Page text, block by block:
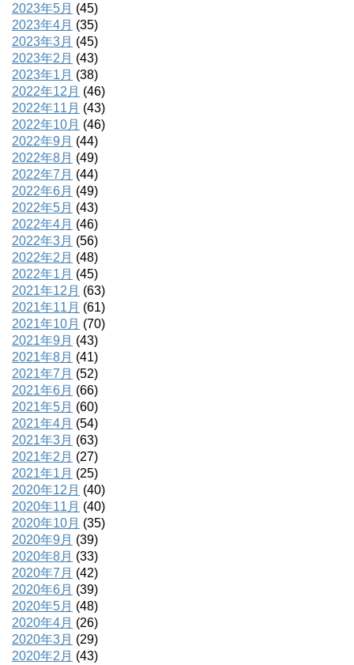
2023年5月 (45)
2023年4月 (35)
2023年3月 (45)
2023年2月 (43)
2023年1月 (38)
2022年12月 (46)
2022年11月 (43)
2022年10月 (46)
2022年9月 (44)
2022年8月 (49)
2022年7月 (44)
2022年6月 (49)
2022年5月 (43)
2022年4月 (46)
2022年3月 (56)
2022年2月 (48)
2022年1月 (45)
2021年12月 (63)
2021年11月 (61)
2021年10月 (70)
2021年9月 (43)
2021年8月 (41)
2021年7月 (52)
2021年6月 (66)
2021年5月 (60)
2021年4月 (54)
2021年3月 (63)
2021年2月 (27)
2021年1月 (25)
2020年12月 (40)
2020年11月 (40)
2020年10月 (35)
2020年9月 (39)
2020年8月 (33)
2020年7月 (42)
2020年6月 (39)
2020年5月 (48)
2020年4月 (26)
2020年3月 (29)
2020年2月 (43)